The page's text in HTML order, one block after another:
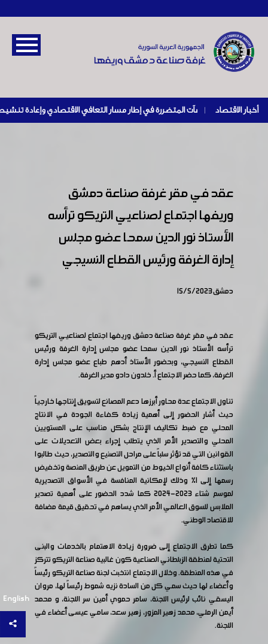
أخبار الاقتصاد |
English
عقد في مقر غرفة صناعة دمشق
وريفها اجتماع لصناعيي التريكو ترأسه
الأستاذ نور الدين سمحا عضو مجلس
إدارة الغرفة ورئيس القطاع النسيجي
دمشق 15/5/2023
عقد في مقر غرفة صناعة دمشق وريفها اجتماع لصناعيي التريكو
ترأسه الأستاذ نور الدين سمحا عضو مجلس إدارة الغرفة ورئيس
القطاع النسيجي، وبحضور الأستاذ أدهم طباع عضو مجلس إدارة
الغرفة، كما حضر الاجتماع أ. خلدون دادو مدير الغرفة.
تناول الاجتماع عدة محاور أبرزها دعم المصانع لتسويق إنتاجها خارجياً
حيث أشار الحضور إلى أهمية زيادة كفاءة الجودة في الانتاج
المحلي مع ضبط تكاليف الإنتاج بشكل مناسب على المستويين
المحلي والتصدير الأمر الذي يتطلب إجراء بعض التعديلات على
القوانين التي قد تؤثر سلباً على مراحل التصنيع والتصدير، حيث طالبوا
باستثناء كافة أنواع الخيوط من التمويل عن طريق المنصة وتخفيض
رسمها إلى 1% وذلك لإمكانية المنافسة في الأسواق التصديرية
لموسم شتاء 2023-2024 كما شدد الحضور على أهمية تصدير
الملابس للسوق العالمي الأمر الذي يساهم في تحقيق قيمة مضافة
للاقتصاد الوطني.
كما تطرق الاجتماع إلى ضرورة زيادة الاهتمام بالخدمات والبنى
التحتية لمنطقة الزبلطاني الصناعية كون غالبية صناعة التريكو تتركز
في هذه المنطقة. وخلال الاجتماع انتخبت لجنة صناعة التريكو رئيساً
وأعضاء لها حيث سمي كل من السادة نزيه شموط رئيساً لها، مروان
اليسقي نائب لرئيس اللجنة، سامر حموي أمين سر اللجنة، و محمد
أيمن الرملي، محمد زهير المزور، زهير سعد، سامي عيسى أعضاء في
اللجنة.